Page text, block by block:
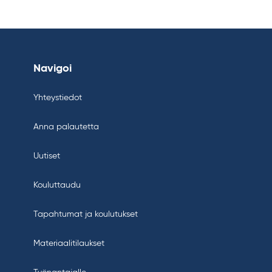
Navigoi
Yhteystiedot
Anna palautetta
Uutiset
Kouluttaudu
Tapahtumat ja koulutukset
Materiaalitilaukset